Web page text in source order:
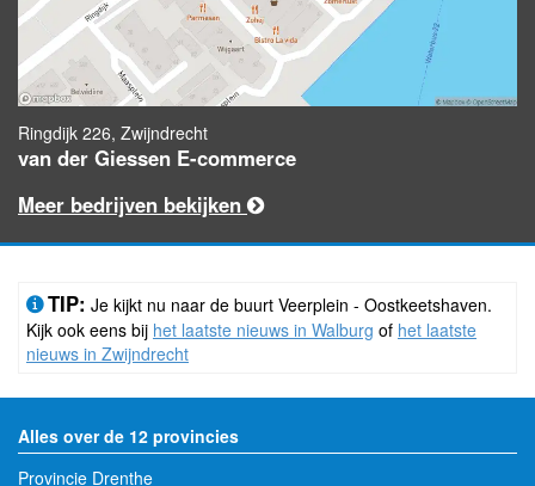
Ringdijk 226, Zwijndrecht
van der Giessen E-commerce
Meer bedrijven bekijken
TIP: Je kijkt nu naar de buurt Veerplein - Oostkeetshaven.
Kijk ook eens bij het laatste nieuws in Walburg of het laatste
nieuws in Zwijndrecht
Alles over de 12 provincies
Provincie Drenthe